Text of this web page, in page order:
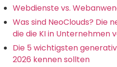
Webdienste vs.
Was sind NeoClouds? Die
die die KI in Unternehmen
Die 5 wichtigsten
2026 kennen sollten